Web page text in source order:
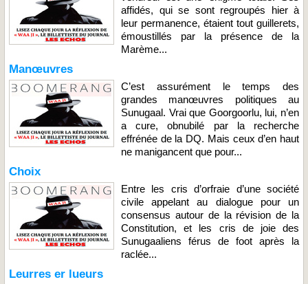
affidés, qui se sont regroupés hier à
leur permanence, étaient tout guillerets,
émoustillés par la présence de la
Marème...
Manœuvres
C’est assurément le temps des
grandes manœuvres politiques au
Sunugaal. Vrai que Goorgoorlu, lui, n’en
a cure, obnubilé par la recherche
effrénée de la DQ. Mais ceux d’en haut
ne manigancent que pour...
Choix
Entre les cris d’orfraie d’une société
civile appelant au dialogue pour un
consensus autour de la révision de la
Constitution, et les cris de joie des
Sunugaaliens férus de foot après la
raclée...
Leurres er lueurs